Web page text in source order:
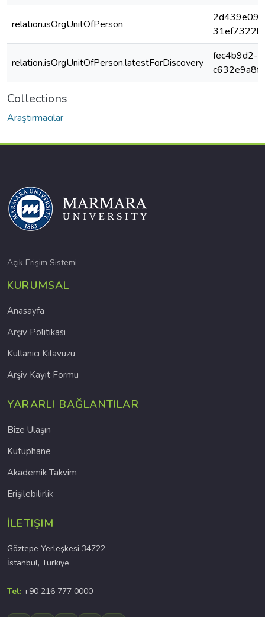
relation.isOrgUnitOfPerson
relation.isOrgUnitOfPerson.latestForDiscovery
fec4b9d2-
Collections
Araştırmacılar
Açık Erişim Sistemi
KURUMSAL
Anasayfa
Arşiv Politikası
Kullanıcı Kılavuzu
Arşiv Kayıt Formu
YARARLI BAĞLANTILAR
Bize Ulaşın
Kütüphane
Akademik Takvim
Erişilebilirlik
İLETIŞIM
Göztepe Yerleşkesi 34722
İstanbul, Türkiye
Tel: +90 216 777 0000